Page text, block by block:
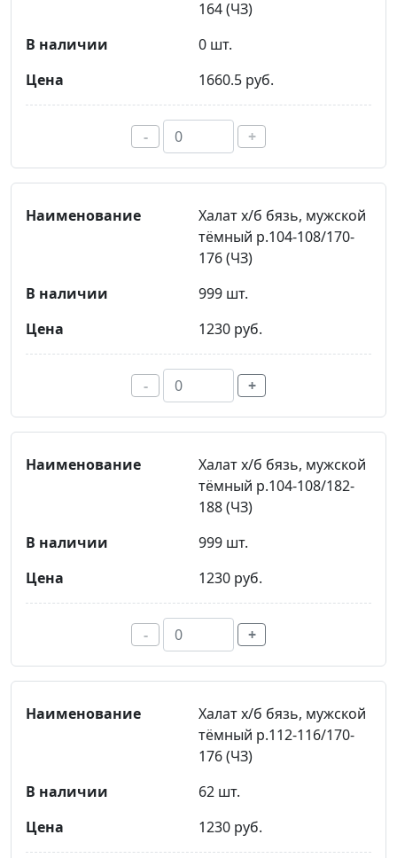
164 (ЧЗ)
0 шт.
1660.5 руб.
- +
Халат х/б бязь, мужской
тёмный р.104-108/170-
176 (ЧЗ)
999 шт.
1230 руб.
- +
Халат х/б бязь, мужской
тёмный р.104-108/182-
188 (ЧЗ)
999 шт.
1230 руб.
- +
Халат х/б бязь, мужской
тёмный р.112-116/170-
176 (ЧЗ)
62 шт.
1230 руб.